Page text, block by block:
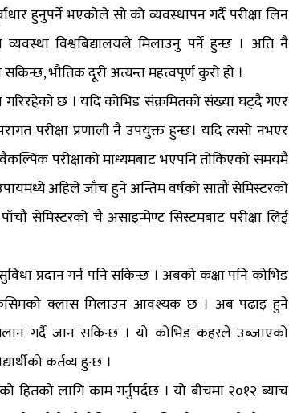
हुनुपर्ने भएकोले सो को व्यवस्थापन गर्दै परीक्षा लिन
विश्वबिद्यालयले मिलाउनु पर्ने हुन्छ । अति नै
भौतिक दूरी अत्यन्त महत्त्वपूर्ण कुरो हो ।
छ । यदि कोभिड संक्रमितको संख्या घट्दै गएर
परीक्षा प्रणाली नै उपयुक्त हुन्छ। यदि त्यसो नभएर
परीक्षाको माध्यमबाट भएपनि तोकिएको समयमै
अहिले जाँच हुने अन्तिम वर्षको सातौं सेमिस्टरको
सेमिस्टरको चै असाइन्मेण्ट सिस्टमबाट परीक्षा लिई
प्रदान गर्न पनि सकिन्छ । अबको कक्षा पनि कोभिड
क्लास मिलाउन आवश्यक छ । अब पढाइ हुने
गर्दै जान सकिन्छ । यो कोभिड कहरले उब्जाएको
कर्तव्य हुन्छ ।
हितको लागि काम गर्नुपर्दछ । यो बीचमा २०१२ ब्याच